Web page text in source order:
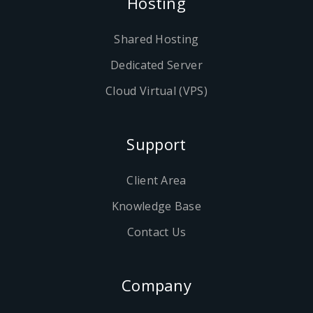
Shared Hosting
Dedicated Server
Cloud Virtual (VPS)
Support
Client Area
Knowledge Base
Contact Us
Company